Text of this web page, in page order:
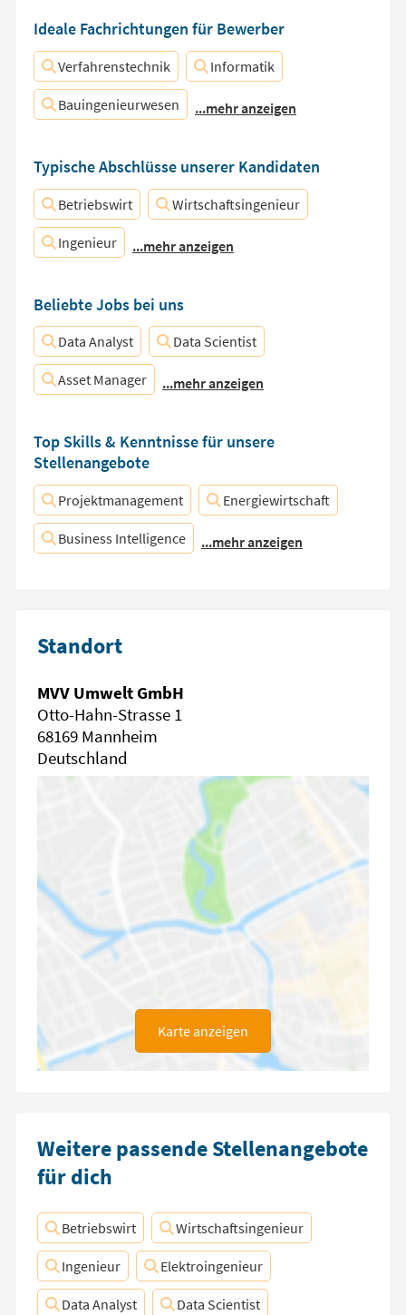
Ideale Fachrichtungen für Bewerber
Verfahrenstechnik Informatik
Bauingenieurwesen ...mehr anzeigen
Typische Abschlüsse unserer Kandidaten
Betriebswirt Wirtschaftsingenieur
Ingenieur ...mehr anzeigen
Beliebte Jobs bei uns
Data Analyst Data Scientist
Asset Manager ...mehr anzeigen
Top Skills & Kenntnisse für unsere
Stellenangebote
Projektmanagement Energiewirtschaft
Business Intelligence ...mehr anzeigen
Standort
MVV Umwelt GmbH
Otto-Hahn-Strasse 1
68169 Mannheim
Deutschland
Karte anzeigen
Weitere passende Stellenangebote
für dich
Betriebswirt Wirtschaftsingenieur
Ingenieur Elektroingenieur
Data Analyst Data Scientist